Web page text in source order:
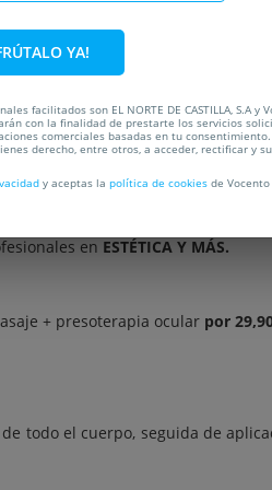
aprovecha esta ocasión de
en ESTÉTICA Y MÁS.
+ presoterapia ocular por
todo el cuerpo, seguida de
YA!
facilitados son EL NORTE DE CASTILLA, S.A y
con la finalidad de prestarte los servicios
comerciales basadas en tu
derecho, entre otros, a acceder, rectificar y
y aceptas la política de cookies de